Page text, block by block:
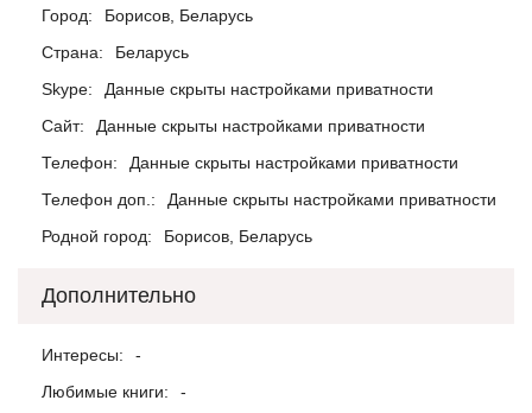
Город:
Борисов, Беларусь
Страна:
Беларусь
Skype:
Данные скрыты настройками приватности
Сайт:
Данные скрыты настройками приватности
Телефон:
Данные скрыты настройками приватности
Телефон доп.:
Данные скрыты настройками приватности
Родной город:
Борисов, Беларусь
Дополнительно
Интересы:
-
Любимые книги:
-